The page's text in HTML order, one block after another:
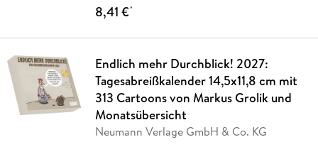
8,41 €*
Endlich mehr Durchblick! 2027:
Tagesabreißkalender 14,5x11,8 cm mit
313 Cartoons von Markus Grolik und
Monatsübersicht
Neumann Verlage GmbH & Co. KG